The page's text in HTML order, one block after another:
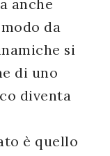
anche
da
si
di uno
diventa
è quello